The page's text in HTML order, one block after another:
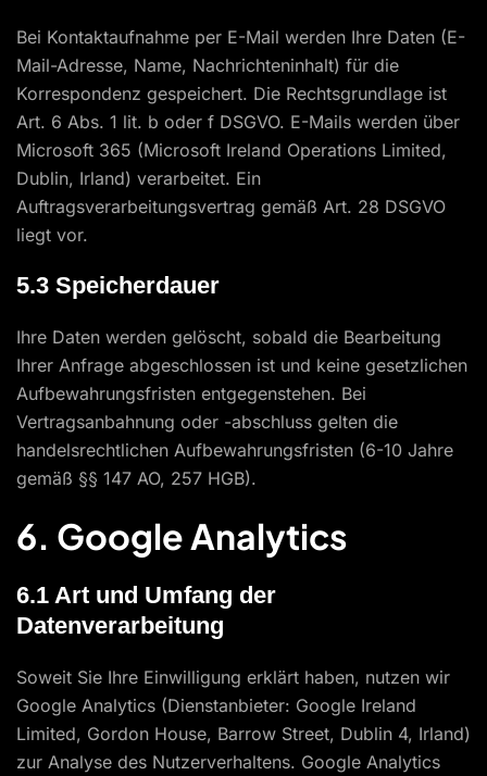
Bei Kontaktaufnahme per E-Mail werden Ihre Daten (E-
Mail-Adresse, Name, Nachrichteninhalt) für die
Korrespondenz gespeichert. Die Rechtsgrundlage ist
Art. 6 Abs. 1 lit. b oder f DSGVO. E-Mails werden über
Microsoft 365 (Microsoft Ireland Operations Limited,
Dublin, Irland) verarbeitet. Ein
Auftragsverarbeitungsvertrag gemäß Art. 28 DSGVO
liegt vor.
5.3 Speicherdauer
Ihre Daten werden gelöscht, sobald die Bearbeitung
Ihrer Anfrage abgeschlossen ist und keine gesetzlichen
Aufbewahrungsfristen entgegenstehen. Bei
Vertragsanbahnung oder -abschluss gelten die
handelsrechtlichen Aufbewahrungsfristen (6-10 Jahre
gemäß §§ 147 AO, 257 HGB).
6. Google Analytics
6.1 Art und Umfang der
Datenverarbeitung
Soweit Sie Ihre Einwilligung erklärt haben, nutzen wir
Google Analytics (Dienstanbieter: Google Ireland
Limited, Gordon House, Barrow Street, Dublin 4, Irland)
zur Analyse des Nutzerverhaltens. Google Analytics